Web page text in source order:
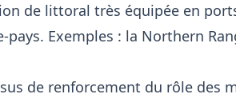
de littoral très équipée en
pays. Exemples : la Northern
de renforcement du rôle des